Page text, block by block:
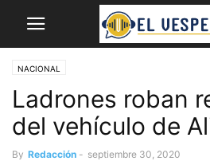
NACIONAL
Ladrones roban
del vehículo de
By Redacción - septiembre 30, 2020